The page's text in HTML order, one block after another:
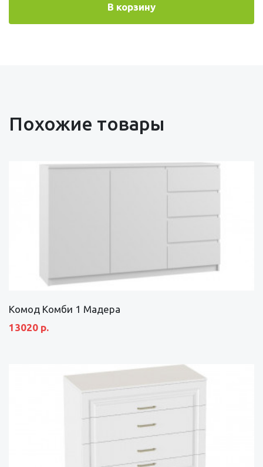
В корзину
Похожие товары
Комод Комби 1 Мадера
13020 р.